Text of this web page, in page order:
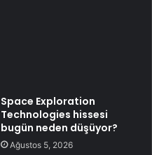
Space Exploration
Technologies hissesi
bugün neden düşüyor?
Ağustos 5, 2026